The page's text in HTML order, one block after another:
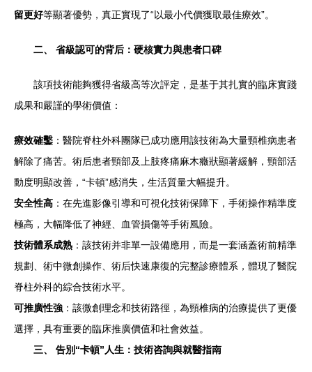
留更好等顯著優勢，真正實現了“以最小代價獲取最佳療效”。
二、 省級認可的背后：硬核實力與患者口碑
該項技術能夠獲得省級高等次評定，是基于其扎實的臨床實踐
成果和嚴謹的學術價值：
療效確鑿 ：醫院脊柱外科團隊已成功應用該技術為大量頸椎病患者
解除了痛苦。術后患者頸部及上肢疼痛麻木癥狀顯著緩解，頸部活
動度明顯改善，“卡頓”感消失，生活質量大幅提升。
安全性高 ：在先進影像引導和可視化技術保障下，手術操作精準度
極高，大幅降低了神經、血管損傷等手術風險。
技術體系成熟 ：該技術并非單一設備應用，而是一套涵蓋術前精準
規劃、術中微創操作、術后快速康復的完整診療體系，體現了醫院
脊柱外科的綜合技術水平。
可推廣性強 ：該微創理念和技術路徑，為頸椎病的治療提供了更優
選擇，具有重要的臨床推廣價值和社會效益。
三、 告別“卡頓”人生：技術咨詢與就醫指南